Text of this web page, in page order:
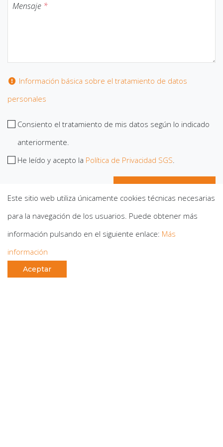
Este sitio web utiliza únicamente cookies técnicas necesarias
para la navegación de los usuarios. Puede obtener más
información pulsando en el siguiente enlace: Más
información
Aceptar
Mensaje *
Información básica sobre el tratamiento de datos
personales
Consiento el tratamiento de mis datos según lo indicado
anteriormente.
He leído y acepto la Política de Privacidad SGS